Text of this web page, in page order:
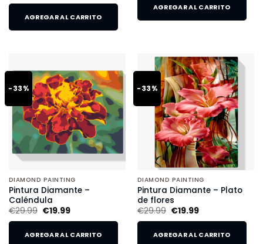
AGREGAR AL CARRITO
AGREGAR AL CARRITO
-33%
DIAMOND PAINTING
Pintura Diamante –
Caléndula
€29.99 €19.99
AGREGAR AL CARRITO
-33%
DIAMOND PAINTING
Pintura Diamante – Plato
de flores
€29.99 €19.99
AGREGAR AL CARRITO